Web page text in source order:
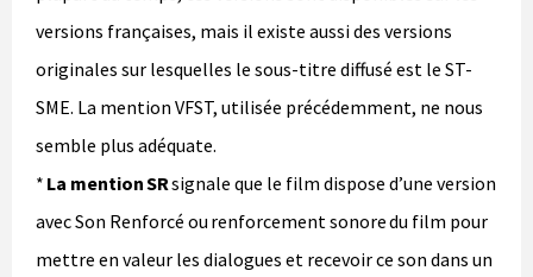
versions françaises, mais il existe aussi des versions
originales sur lesquelles le sous-titre diffusé est le ST-
SME. La mention VFST, utilisée précédemment, ne nous
semble plus adéquate.
* La mention SRsignale que le film dispose d’une version
avec Son Renforcé ou renforcement sonore du film pour
mettre en valeur les dialogues et recevoir ce son dans un